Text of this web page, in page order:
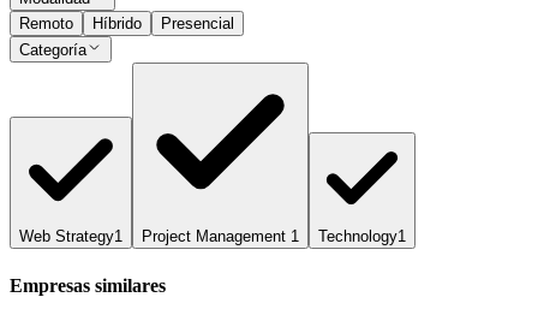
Remoto
Híbrido
Presencial
Categoría
Web Strategy1 Project Management 1 Technology1
Empresas similares